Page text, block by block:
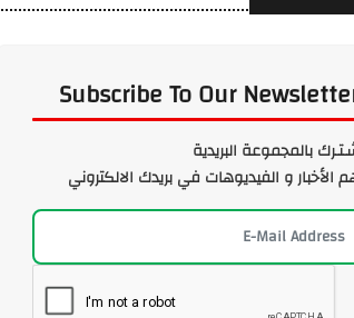
Subscribe To Our
بالمجموعة البريدية
الأخبار و الفيديوهات في بريدك الالكتروني